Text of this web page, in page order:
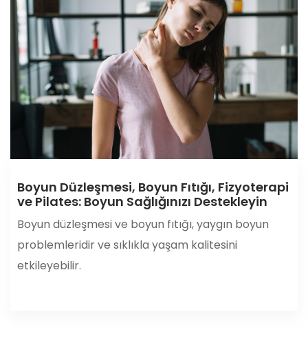
Boyun Düzleşmesi, Boyun Fıtığı, Fizyoterapi
ve Pilates: Boyun Sağlığınızı Destekleyin
Boyun düzleşmesi ve boyun fıtığı, yaygın boyun
problemleridir ve sıklıkla yaşam kalitesini
etkileyebilir.